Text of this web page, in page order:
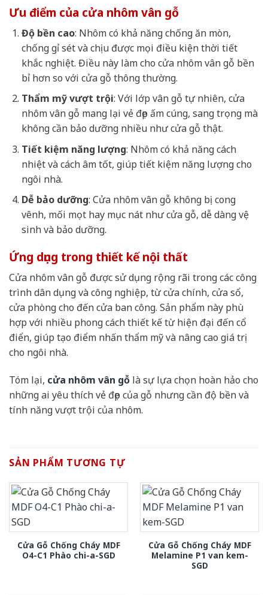
Ưu điểm của cửa nhôm vân gỗ
Độ bền cao: Nhôm có khả năng chống ăn mòn,
chống gỉ sét và chịu được mọi điều kiện thời tiết
khắc nghiệt. Điều này làm cho cửa nhôm vân gỗ bền
bỉ hơn so với cửa gỗ thông thường.
Thẩm mỹ vượt trội: Với lớp vân gỗ tự nhiên, cửa
nhôm vân gỗ mang lại vẻ đẹp ấm cúng, sang trọng mà
không cần bảo dưỡng nhiều như cửa gỗ thật.
Tiết kiệm năng lượng: Nhôm có khả năng cách
nhiệt và cách âm tốt, giúp tiết kiệm năng lượng cho
ngôi nhà.
Dễ bảo dưỡng: Cửa nhôm vân gỗ không bị cong
vênh, mối mọt hay mục nát như cửa gỗ, dễ dàng vệ
sinh và bảo dưỡng.
Ứng dụng trong thiết kế nội thất
Cửa nhôm vân gỗ được sử dụng rộng rãi trong các công
trình dân dụng và công nghiệp, từ cửa chính, cửa sổ,
cửa phòng cho đến cửa ban công. Sản phẩm này phù
hợp với nhiều phong cách thiết kế từ hiện đại đến cổ
điển, giúp tạo điểm nhấn thẩm mỹ và nâng cao giá trị
cho ngôi nhà.
Tóm lại, cửa nhôm vân gỗ là sự lựa chọn hoàn hảo cho
những ai yêu thích vẻ đẹp của gỗ nhưng cần độ bền và
tính năng vượt trội của nhôm.
SẢN PHẨM TƯƠNG TỰ
Cửa Gỗ Chống Cháy MDF
O4-C1 Phào chi-a-SGD
Cửa Gỗ Chống Cháy MDF
Melamine P1 van kem-
SGD